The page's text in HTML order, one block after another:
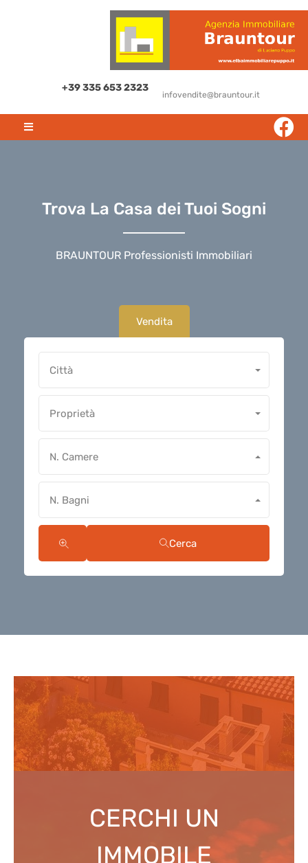
+39 335 653 2323
infovendite@brauntour.it
Trova La Casa dei Tuoi Sogni
BRAUNTOUR Professionisti Immobiliari
Vendita
Città
Proprietà
N. Camere
N. Bagni
Cerca
CERCHI UN
IMMOBILE